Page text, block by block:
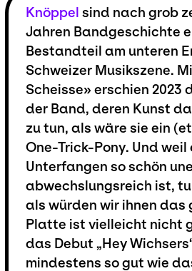
Knöppelsind nach grob
Jahren Bandgeschichte
Bestandteil am unteren
Schweizer Musikszene.
Scheisse» erschien
der Band, deren Kunst
zu tun, als wäre sie ein
One-Trick-Pony. Und weil
Unterfangen so schön
abwechslungsreich ist,
als würden wir ihnen das
Platte ist vielleicht nicht
das Debut „Hey
mindestens so gut wie